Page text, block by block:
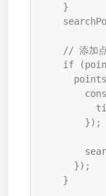
    }
// 添加
if
        });
      });
    }